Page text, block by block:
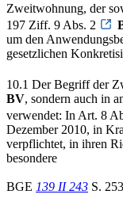
Zweitwohnung, der
197 Ziff. 9 Abs. 2
um den
gesetzlichen
10.1 Der Begriff der
BV, sondern auch in
verwendet: In Art. 8
Dezember 2010, in
verpflichtet, in ihren
besondere
BGE 139 II 243 S. 253